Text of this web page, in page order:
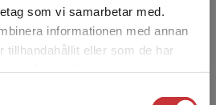
som vi samarbetar med.
informationen med annan
tillhandahållit eller som de har
du besöker
via en enhet utanför Sverige.
utanför Sverige. För
- Modern mikroekonomi
Jakobsson, N
är framtaget till